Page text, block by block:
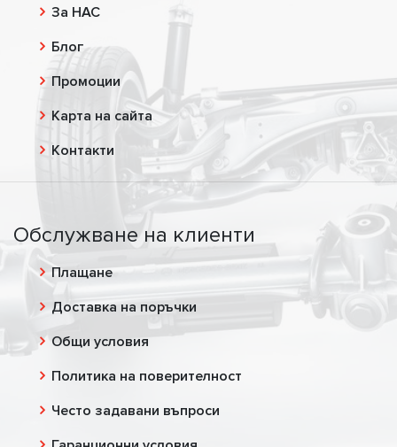
За НАС
Блог
Промоции
Карта на сайта
Контакти
Обслужване на клиенти
Плащане
Доставка на поръчки
Общи условия
Политика на поверителност
Често задавани въпроси